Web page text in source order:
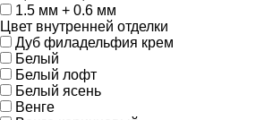
1.5 мм + 0.6 мм
Цвет внутренней отделки
Дуб филадельфия крем
Белый
Белый лофт
Белый ясень
Венге